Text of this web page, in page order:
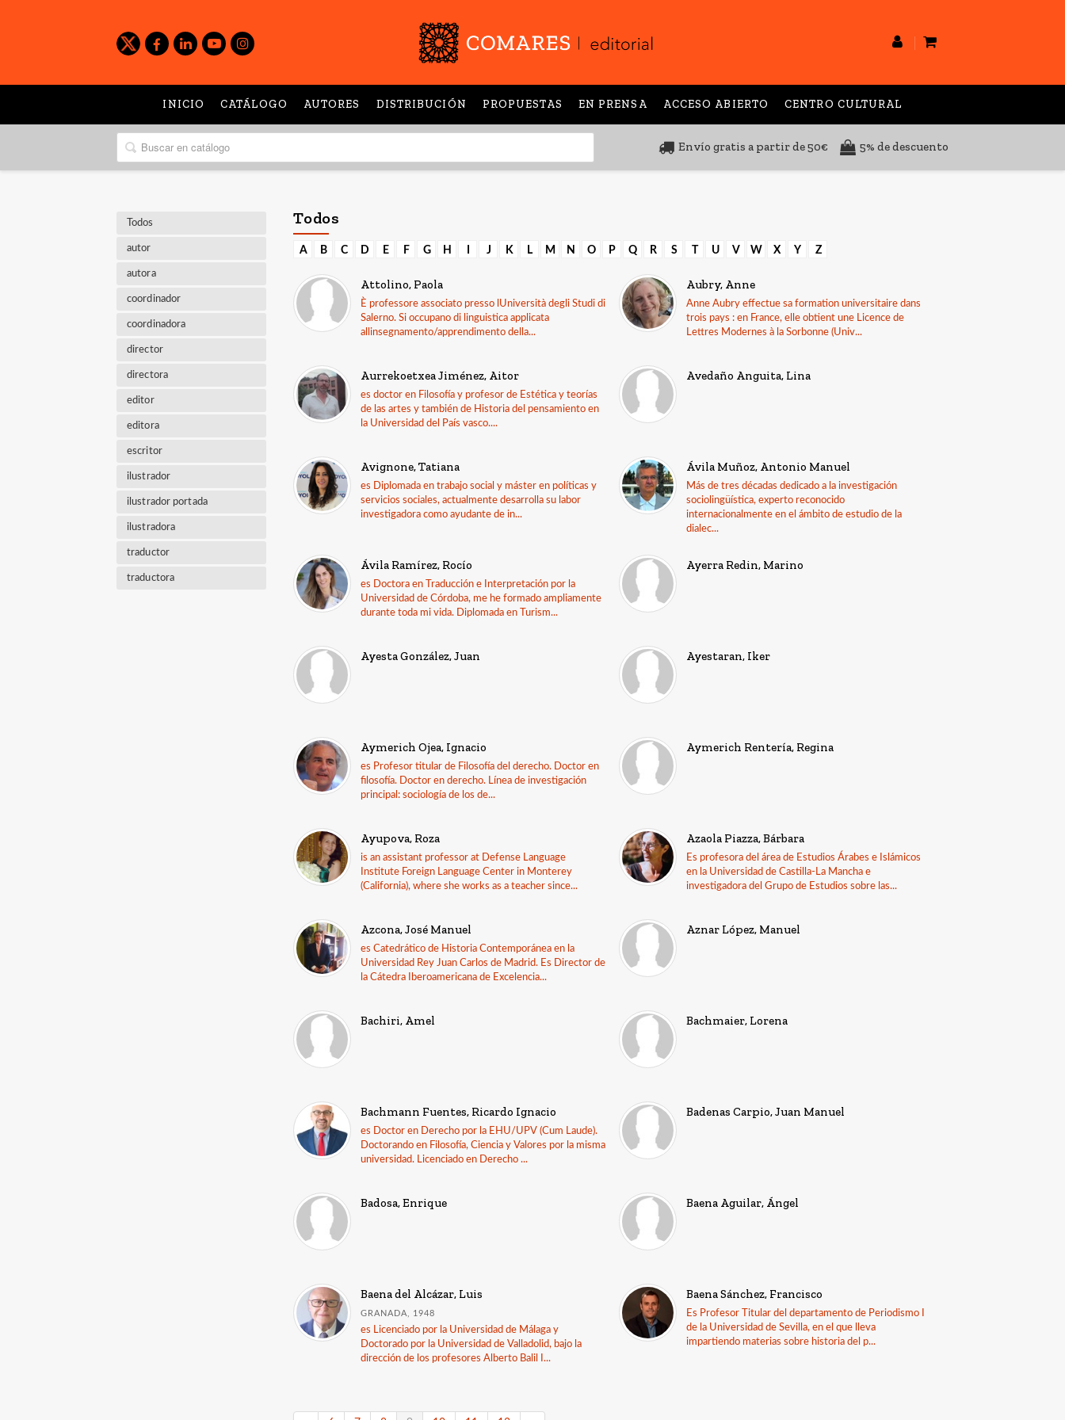
INICIO CATÁLOGO AUTORES DISTRIBUCIÓN PROPUESTAS EN PRENSA ACCESO ABIERTO CENTRO CULTURAL
Envío gratis a partir de 50€ 5% de descuento
Todos
autor
autora
coordinador
coordinadora
director
directora
editor
editora
escritor
ilustrador
ilustrador portada
ilustradora
traductor
traductora
Todos
A B C D E F G H J K L M N O P Q R S T U V W X Y Z
Attolino, Paola
È professore associato presso lUniversità degli Studi di
Salerno. Si occupano di linguistica applicata
allinsegnamento/apprendimento della...
Aubry, Anne
Anne Aubry effectue sa formation universitaire dans
trois pays : en France, elle obtient une Licence de
Lettres Modernes à la Sorbonne (Univ...
Aurrekoetxea Jiménez, Aitor
es doctor en Filosofía y profesor de Estética y teorías
de las artes y también de Historia del pensamiento en
la Universidad del País vasco....
Avedaño Anguita, Lina
Avignone, Tatiana
es Diplomada en trabajo social y máster en políticas y
servicios sociales, actualmente desarrolla su labor
investigadora como ayudante de in...
Ávila Muñoz, Antonio Manuel
Más de tres décadas dedicado a la investigación
sociolingüística, experto reconocido
internacionalmente en el ámbito de estudio de la
dialec...
Ávila Ramírez, Rocío
es Doctora en Traducción e Interpretación por la
Universidad de Córdoba, me he formado ampliamente
durante toda mi vida. Diplomada en Turism...
Ayerra Redin, Marino
Ayesta González, Juan Ayestaran, Iker
Aymerich Ojea, Ignacio
es Profesor titular de Filosofía del derecho. Doctor en
filosofía. Doctor en derecho. Línea de investigación
principal: sociología de los de...
Aymerich Rentería, Regina
Ayupova, Roza
is an assistant professor at Defense Language
Institute Foreign Language Center in Monterey
(California), where she works as a teacher since...
Azaola Piazza, Bárbara
Es profesora del área de Estudios Árabes e Islámicos
en la Universidad de Castilla-La Mancha e
investigadora del Grupo de Estudios sobre las...
Azcona, José Manuel
es Catedrático de Historia Contemporánea en la
Universidad Rey Juan Carlos de Madrid. Es Director de
la Cátedra Iberoamericana de Excelencia...
Aznar López, Manuel
Bachiri, Amel Bachmaier, Lorena
Bachmann Fuentes, Ricardo Ignacio
es Doctor en Derecho por la EHU/UPV (Cum Laude).
Doctorando en Filosofía, Ciencia y Valores por la misma
universidad. Licenciado en Derecho ...
Badenas Carpio, Juan Manuel
Badosa, Enrique Baena Aguilar, Ángel
Baena del Alcázar, Luis
GRANADA, 1948
es Licenciado por la Universidad de Málaga y
Doctorado por la Universidad de Valladolid, bajo la
dirección de los profesores Alberto Balil I...
Baena Sánchez, Francisco
Es Profesor Titular del departamento de Periodismo I
de la Universidad de Sevilla, en el que lleva
impartiendo materias sobre historia del p...